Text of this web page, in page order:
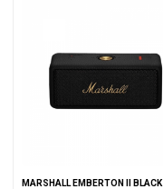
MARSHALL EMBERTON II BLACK